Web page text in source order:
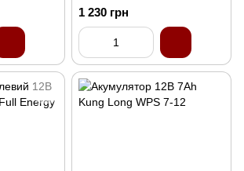
1212
1 230 грн